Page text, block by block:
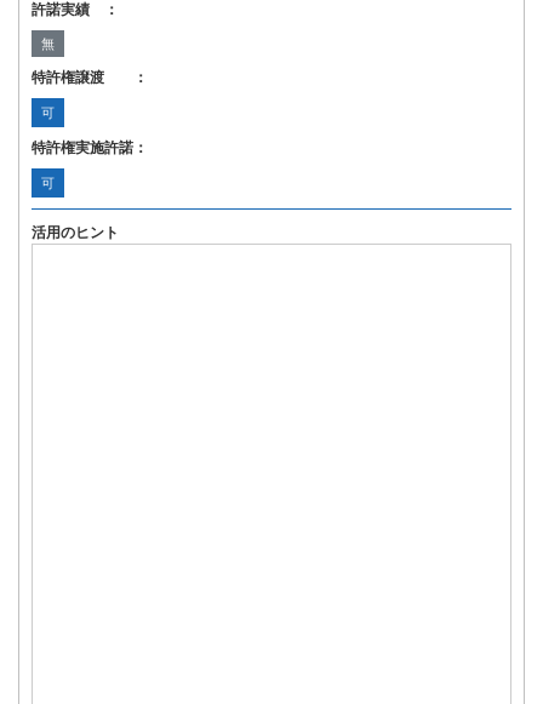
許諾実績 ：
無
特許権譲渡 ：
可
特許権実施許諾：
可
活用のヒント